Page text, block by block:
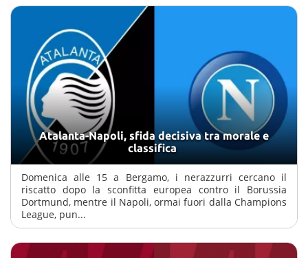
Atalanta-Napoli, sfida decisiva tra morale e
classifica
Domenica alle 15 a Bergamo, i nerazzurri cercano il
riscatto dopo la sconfitta europea contro il Borussia
Dortmund, mentre il Napoli, ormai fuori dalla Champions
League, pun...